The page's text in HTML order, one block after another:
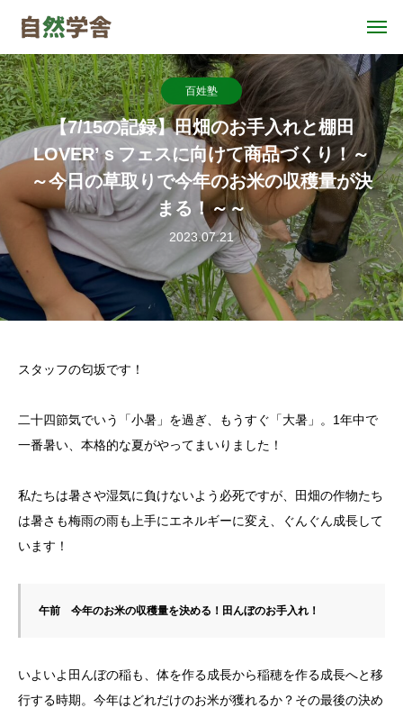
百姓塾
【7/15の記録】田畑のお手入れと棚田
LOVER’ｓフェスに向けて商品づくり！～
～今日の草取りで今年のお米の収穫量が決
まる！～～
2023.07.21
スタッフの匂坂です！
二十四節気でいう「小暑」を過ぎ、もうすぐ「大暑」。1年中で
一番暑い、本格的な夏がやってまいりました！
私たちは暑さや湿気に負けないよう必死ですが、田畑の作物たち
は暑さも梅雨の雨も上手にエネルギーに変え、ぐんぐん成長して
います！
午前　今年のお米の収穫量を決める！田んぼのお手入れ！
いよいよ田んぼの稲も、体を作る成長から稲穂を作る成長へと移
行する時期。今年はどれだけのお米が獲れるか？その最後の決め